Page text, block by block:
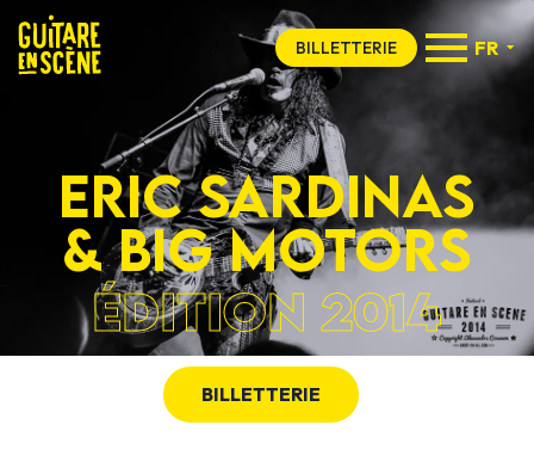
BILLETTERIE FR
ERIC SARDINAS
& BIG MOTORS
ÉDITION 2014
BILLETTERIE